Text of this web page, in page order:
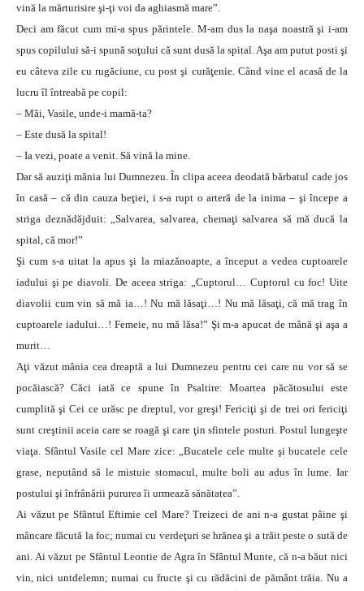
vină la mărturisire şi-ţi voi da aghiasmă mare”.
Deci am făcut cum mi-a spus părintele. M-am dus la naşa noastră şi i-am
spus copilului să-i spună soţului că sunt dusă la spital. Aşa am putut posti şi
eu câteva zile cu rugăciune, cu post şi curăţenie. Când vine el acasă de la
lucru îl întreabă pe copil:
– Măi, Vasile, unde-i mamă-ta?
– Este dusă la spital!
– Ia vezi, poate a venit. Să vină la mine.
Dar să auziţi mânia lui Dumnezeu. În clipa aceea deodată bărbatul cade jos
în casă – că din cauza beţiei, i s-a rupt o arteră de la inima – şi începe a
striga deznădăjduit: „Salvarea, salvarea, chemaţi salvarea să mă ducă la
spital, că mor!”
Şi cum s-a uitat la apus şi la miazănoapte, a început a vedea cuptoarele
iadului şi pe diavoli. De aceea striga: „Cuptorul… Cuptorul cu foc! Uite
diavolii cum vin să mă ia…! Nu mă lăsaţi…! Nu mă lăsaţi, că mă trag în
cuptoarele iadului…! Femeie, nu mă lăsa!” Şi m-a apucat de mână şi aşa a
murit…
Aţi văzut mânia cea dreaptă a lui Dumnezeu pentru cei care nu vor să se
pocăiască? Căci iată ce spune în Psaltire: Moartea păcătosului este
cumplită şi Cei ce urăsc pe dreptul, vor greşi! Fericiţi şi de trei ori fericiţi
sunt creştinii aceia care se roagă şi care ţin sfintele posturi. Postul lungeşte
viaţa. Sfântul Vasile cel Mare zice: „Bucatele cele multe şi bucatele cele
grase, neputând să le mistuie stomacul, multe boli au adus în lume. Iar
postului şi înfrânării pururea îi urmează sănătatea”.
Ai văzut pe Sfântul Eftimie cel Mare? Treizeci de ani n-a gustat pâine şi
mâncare făcută la foc; numai cu verdeţuri se hrănea şi a trăit peste o sută de
ani. Ai văzut pe Sfântul Leontie de Agra în Sfântul Munte, că n-a băut nici
vin, nici untdelemn; numai cu fructe şi cu rădăcini de pământ trăia. Nu a